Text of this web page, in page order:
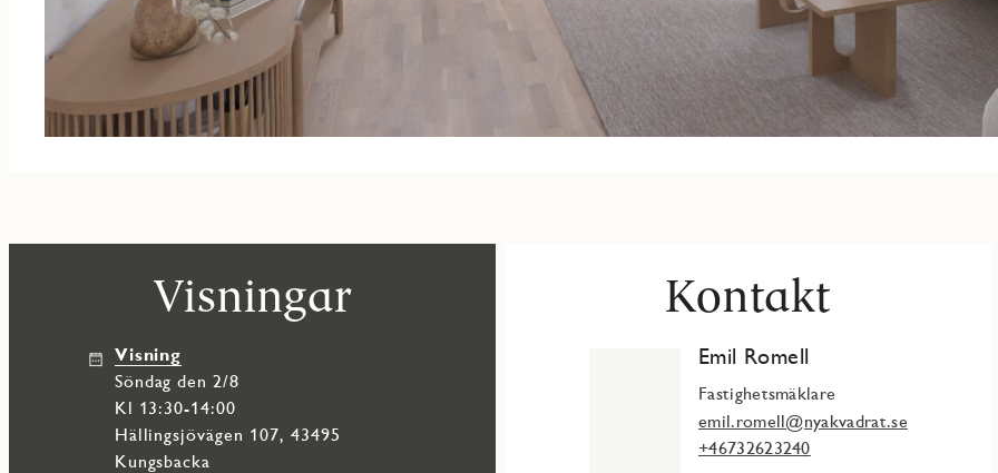
Visningar
Visning
söndag den 2/8
Kl 13:30-14:00
Hällingsjövägen 107, 43495
Kungsbacka
Kontakt
Emil Romell
Fastighetsmäklare
emil.romell@nyakvadrat.se
+46732623240